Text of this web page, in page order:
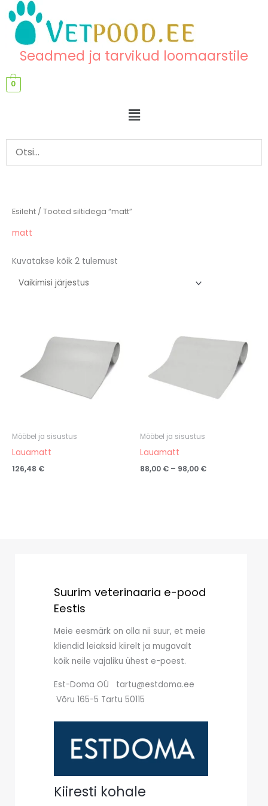
content
content
Seadmed ja tarvikud loomaarstile
0
Menu
Esileht / Tooted siltidega “matt”
matt
Kuvatakse kõik 2 tulemust
Mööbel ja sisustus
Lauamatt
126,48 €
Mööbel ja sisustus
Lauamatt
88,00 € – 98,00 €
98,00 €
Suurim veterinaaria e-pood
Eestis
Meie eesmärk on olla nii suur, et meie
kliendid leiaksid kiirelt ja mugavalt
kõik neile vajaliku ühest e-poest.
Est-Doma OÜ tartu@estdoma.ee
Võru 165-5 Tartu 50115
Kiiresti kohale